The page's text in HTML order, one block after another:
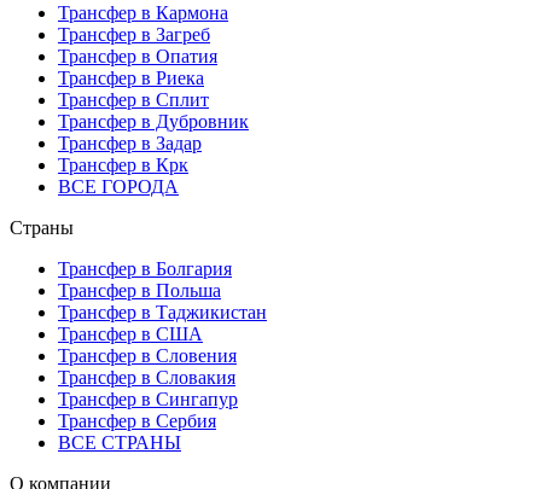
Трансфер в Кармона
Трансфер в Загреб
Трансфер в Опатия
Трансфер в Риека
Трансфер в Сплит
Трансфер в Дубровник
Трансфер в Задар
Трансфер в Крк
ВСЕ ГОРОДА
Страны
Трансфер в Болгария
Трансфер в Польша
Трансфер в Таджикистан
Трансфер в США
Трансфер в Словения
Трансфер в Словакия
Трансфер в Сингапур
Трансфер в Сербия
ВСЕ СТРАНЫ
О компании